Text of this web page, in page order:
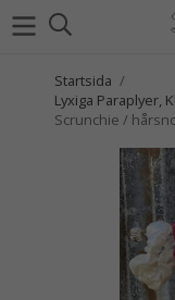
Startsida /
Lyxiga Paraplyer,
Scrunchie /